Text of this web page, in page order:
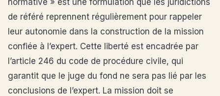
normative » est une formulation que les juridictions
de référé reprennent régulièrement pour rappeler
leur autonomie dans la construction de la mission
confiée à l’expert. Cette liberté est encadrée par
l’article 246 du code de procédure civile, qui
garantit que le juge du fond ne sera pas lié par les
conclusions de l’expert. La mission doit se